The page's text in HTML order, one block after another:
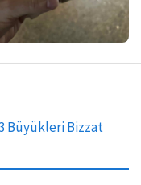
3 Büyükleri Bizzat